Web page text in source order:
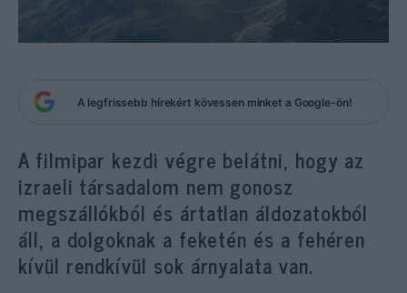
A legfrissebb hírekért kövessen minket a Google-ön!
A filmipar kezdi végre belátni, hogy az
izraeli társadalom nem gonosz
megszállókból és ártatlan áldozatokból
áll, a dolgoknak a feketén és a fehéren
kívül rendkívül sok árnyalata van.